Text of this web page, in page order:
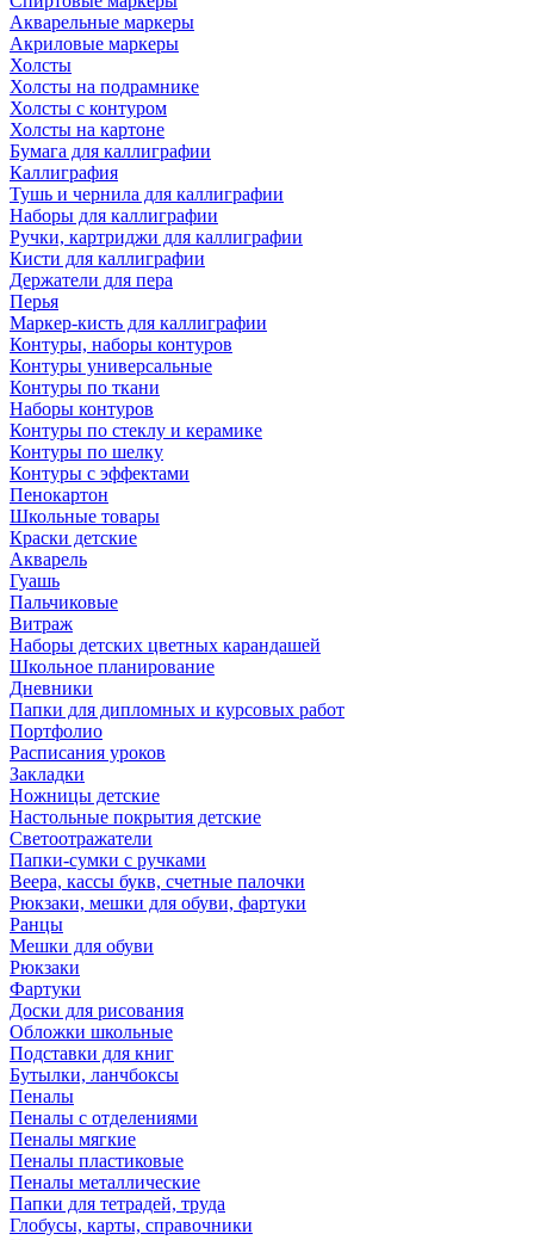
Акварельные маркеры
Акриловые маркеры
Холсты
Холсты на подрамнике
Холсты с контуром
Холсты на картоне
Бумага для каллиграфии
Каллиграфия
Тушь и чернила для каллиграфии
Наборы для каллиграфии
Ручки, картриджи для каллиграфии
Кисти для каллиграфии
Держатели для пера
Перья
Маркер-кисть для каллиграфии
Контуры, наборы контуров
Контуры универсальные
Контуры по ткани
Наборы контуров
Контуры по стеклу и керамике
Контуры по шелку
Контуры с эффектами
Пенокартон
Школьные товары
Краски детские
Акварель
Гуашь
Пальчиковые
Витраж
Наборы детских цветных карандашей
Школьное планирование
Дневники
Папки для дипломных и курсовых работ
Портфолио
Расписания уроков
Закладки
Ножницы детские
Настольные покрытия детские
Светоотражатели
Папки-сумки с ручками
Веера, кассы букв, счетные палочки
Рюкзаки, мешки для обуви, фартуки
Ранцы
Мешки для обуви
Рюкзаки
Фартуки
Доски для рисования
Обложки школьные
Подставки для книг
Бутылки, ланчбоксы
Пеналы
Пеналы с отделениями
Пеналы мягкие
Пеналы пластиковые
Пеналы металлические
Папки для тетрадей, труда
Глобусы, карты, справочники